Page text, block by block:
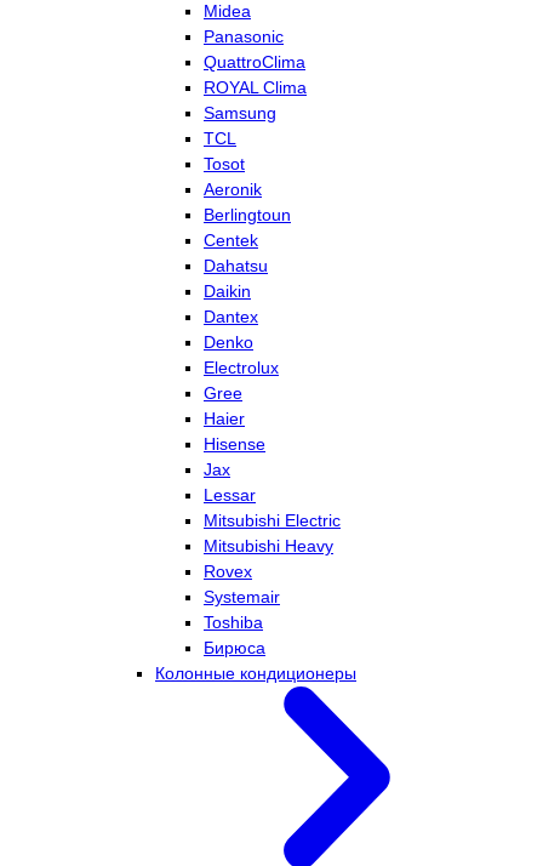
Midea
Panasonic
QuattroClima
ROYAL Clima
Samsung
TCL
Tosot
Aeronik
Berlingtoun
Centek
Dahatsu
Daikin
Dantex
Denko
Electrolux
Gree
Haier
Hisense
Jax
Lessar
Mitsubishi Electric
Mitsubishi Heavy
Rovex
Systemair
Toshiba
Бирюса
Колонные кондиционеры